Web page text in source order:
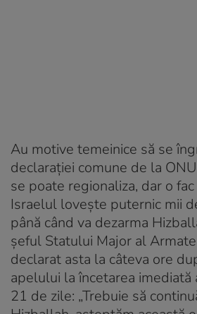
Au motive temeinice să se
declaraţiei comune de la
se poate regionaliza, dar o
Israelul loveşte puternic mii
până când va dezarma
şeful Statului Major al
declarat asta la câteva ore
apelului la încetarea
21 de zile: „Trebuie să